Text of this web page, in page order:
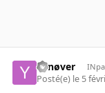
Yanøver
Posté(e) le 5